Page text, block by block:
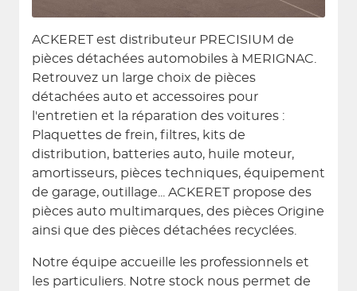
ACKERET est distributeur PRECISIUM de
pièces détachées automobiles à MERIGNAC.
Retrouvez un large choix de pièces
détachées auto et accessoires pour
l'entretien et la réparation des voitures :
Plaquettes de frein, filtres, kits de
distribution, batteries auto, huile moteur,
amortisseurs, pièces techniques, équipement
de garage, outillage... ACKERET propose des
pièces auto multimarques, des pièces Origine
ainsi que des pièces détachées recyclées.
Notre équipe accueille les professionnels et
les particuliers. Notre stock nous permet de